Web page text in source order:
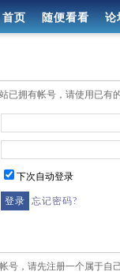
首页 随便看看 论
已拥有帐号，请使用已有
下次自动登录
忘记密码?
号，请先注册一个属于自